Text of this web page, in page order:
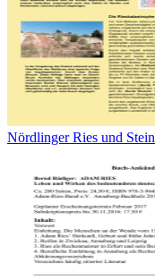
Nördlinger Ries und